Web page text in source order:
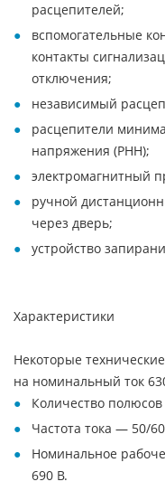
расцепителей;
вспомогательные
контакты
отключения;
независимый
расцепители
напряжения (PНН);
электромагнитный
ручной
через дверь;
устройство
Характеристики
Некоторые
на номинальный ток
Количество
Частота тока — 50/
Номинальное
690 В.